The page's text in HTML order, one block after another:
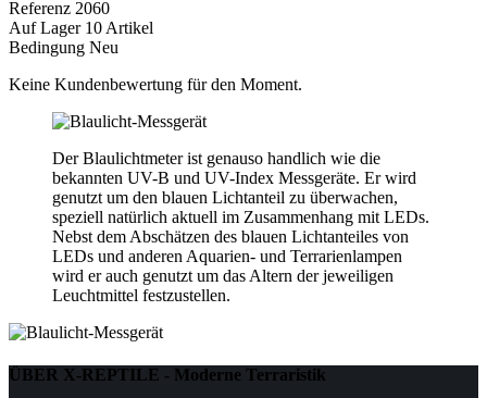
Referenz 2060
Auf Lager 10 Artikel
Bedingung Neu
Keine Kundenbewertung für den Moment.
Der Blaulichtmeter ist genauso handlich wie die
bekannten UV-B und UV-Index Messgeräte. Er wird
genutzt um den blauen Lichtanteil zu überwachen,
speziell natürlich aktuell im Zusammenhang mit LEDs.
Nebst dem Abschätzen des blauen Lichtanteiles von
LEDs und anderen Aquarien- und Terrarienlampen
wird er auch genutzt um das Altern der jeweiligen
Leuchtmittel festzustellen.
ÜBER X-REPTILE - Moderne Terraristik